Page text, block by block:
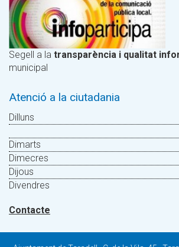
Segell a la transparència i qualitat
municipal
Atenció a la ciutadania
Dilluns
Dimarts
Dimecres
Dijous
Divendres
Contacte